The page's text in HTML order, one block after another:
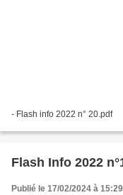
- Flash info 2022 n° 20.pdf
Flash Info 2022
Publié le 17/02/2024 à 15:29